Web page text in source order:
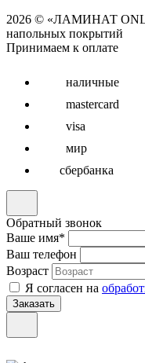
2026 © «ЛАМИНАТ
напольных покрытий
Принимаем к оплате
наличные
mastercard
visa
мир
сбербанка
Обратный звонок
Ваше имя*
Ваш телефон
Возраст
Я согласен на